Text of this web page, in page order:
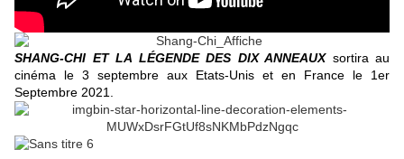
SHANG-CHI ET LA LÉGENDE DES DIX ANNEAUX sortira au
cinéma le 3 septembre aux Etats-Unis et en France le 1er
Septembre 2021.